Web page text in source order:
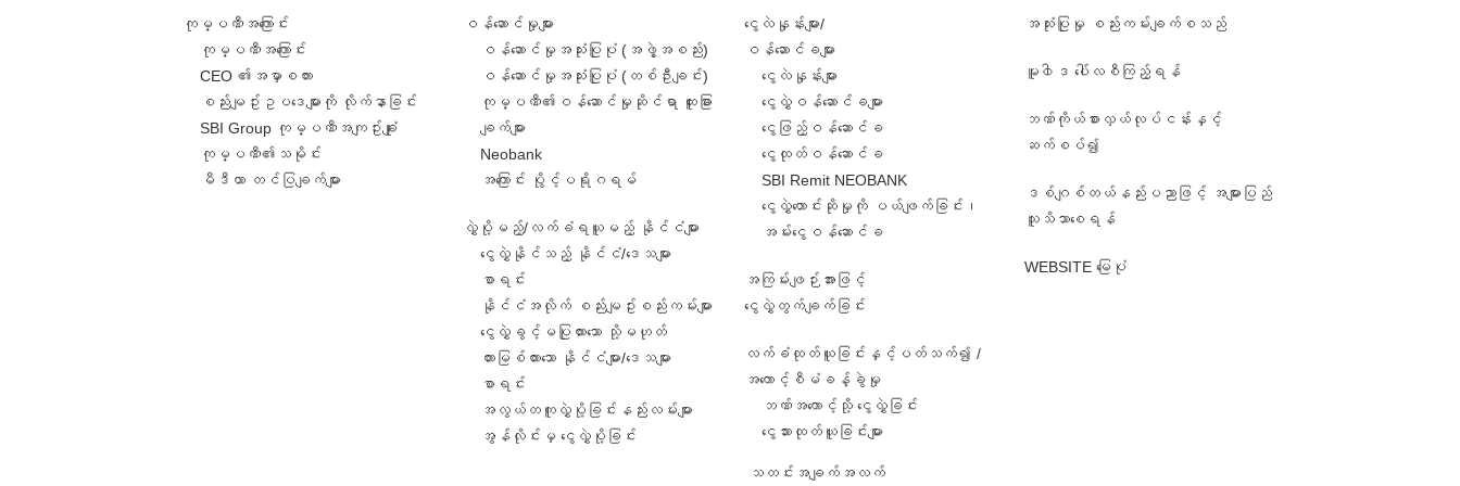
ကုမ္ပဏီအကြောင်း
ကုမ္ပဏီအကြောင်း
CEO ၏အမှာစကား
စည်းမျဥ်းဥပဒေများကို လိုက်နာခြင်း
SBI Group ကုမ္ပဏီအကျဥ်းချုံး
ကုမ္ပဏီ၏သမိုင်း
မီဒီယာ တင်ပြချက်များ
ဝန်ဆောင်မှုများ
ဝန်ဆောင်မှုအသုံးပြုပုံ (အဖွဲ့အစည်း)
ဝန်ဆောင်မှုအသုံးပြုပုံ (တစ်ဦးချင်း)
ကုမ္ပဏီ၏ဝန်ဆောင်မှုဆိုင်ရာ ထူးခြား
ချက်များ
Neobank
အကြောင်း ပွိုင့်ပရိုဂရမ်
လွှဲပို့မည့်/လက်ခံရယူမည့် နိုင်ငံများ
ငွေလွှဲနိုင်သည့် နိုင်ငံ/ဒေသများ
စာရင်း
နိုင်ငံအလိုက် စည်းမျဥ်းစည်းကမ်းများ
ငွေလွှဲခွင့်မပြုထားသော သို့မဟုတ်
တားမြစ်ထားသော နိုင်ငံများ/ဒေသများ
စာရင်း
အလွယ်တကူလွှဲပို့ခြင်းနည်းလမ်းများ
အွန်လိုင်းမှ ငွေလွှဲပို့ခြင်း
ငွေလဲနှုန်းများ/
ဝန်ဆောင်ခများ
ငွေလဲနှုန်းများ
ငွေလွှဲဝန်ဆောင်ခများ
ငွေဖြည့်ဝန်ဆောင်ခ
ငွေထုတ်ဝန်ဆောင်ခ
SBI Remit NEOBANK
ငွေလွှဲတောင်းဆိုမှုကို ပယ်ဖျက်ခြင်း၊
အမ်းငွေဝန်ဆောင်ခ
အကြမ်းဖျဉ်းအားဖြင့်
ငွေလွှဲတွက်ချက်ခြင်း
လက်ခံထုတ်ယူခြင်းနှင့်ပတ်သက်၍ /
အကောင့်စီမံခန့်ခွဲမှု
ဘဏ်အကောင့်သို့ ငွေလွှဲခြင်း
ငွေသားထုတ်ယူခြင်းများ
သတင်းအချက်အလက်
အသုံးပြုမှု စည်းကမ်းချက်စသည်
မူ၀ါဒ ပေါ်လစီကြည့်ရန်
ဘဏ်ကိုယ်စားလှယ်လုပ်ငန်းနှင့်
ဆက်စပ်၍
ဒစ်ဂျစ်တယ်နည်းပညာဖြင့် အများပြည်
သူသိသာစေရန်
WEBSITE မြေပုံ